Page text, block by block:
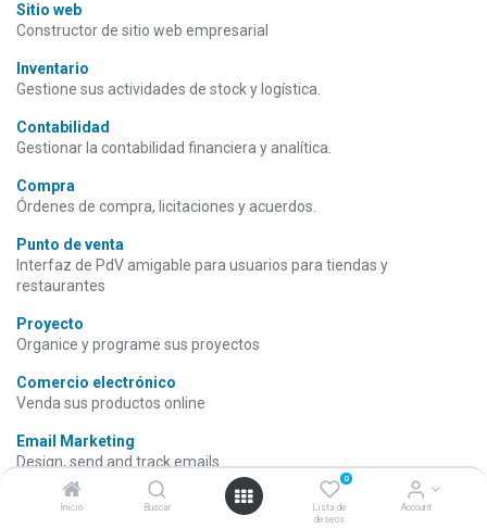
Inicio Buscar
0
Lista de
deseos
Account
Sitio web
Constructor de sitio web empresarial
Inventario
Gestione sus actividades de stock y logística.
Contabilidad
Gestionar la contabilidad financiera y analítica.
Compra
Órdenes de compra, licitaciones y acuerdos.
Punto de venta
Interfaz de PdV amigable para usuarios para tiendas y
restaurantes
Proyecto
Organice y programe sus proyectos
Comercio electrónico
Venda sus productos online
Email Marketing
Design, send and track emails
Partes de horas
Validación del parte de tiempo y vista de rejilla